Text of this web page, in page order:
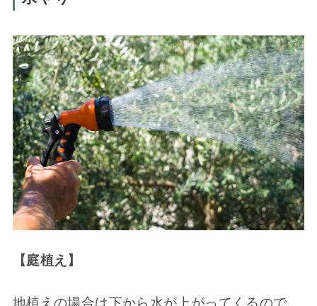
【庭植え】
地植えの場合は下から水が上がってくるので、